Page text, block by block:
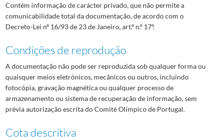
Contém informação de carácter privado, que não permite a
comunicabilidade total da documentação, de acordo com o
Decreto-Lei nº 16/93 de 23 de Janeiro, art.º n.º 17º.
Condições de reprodução
A documentação não pode ser reproduzida sob qualquer forma ou
quaisquer meios eletrónicos, mecânicos ou outros, incluindo
fotocópia, gravação magnética ou qualquer processo de
armazenamento ou sistema de recuperação de informação, sem
prévia autorização escrita do Comité Olímpico de Portugal.
Cota descritiva